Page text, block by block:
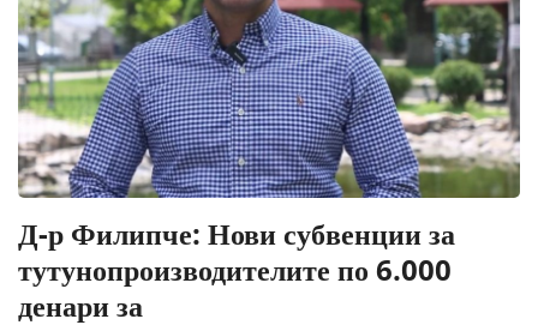
Д-р Филипче: Нови субвенции за
тутунопроизводителите по 6.000
денари за